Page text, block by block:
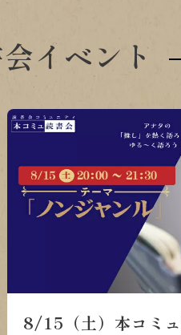
イベント
8/22（土）本コミ